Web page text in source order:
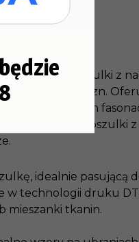
znajdziesz koszulki z
jak i mężczyzn.
w różnych
rękawem, koszulki
idealnie pasującą
w technologii druku
mieszanki tkanin.